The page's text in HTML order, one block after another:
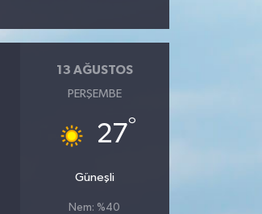
13 AĞUSTOS
PERŞEMBE
27°
Güneşli
Nem: %40